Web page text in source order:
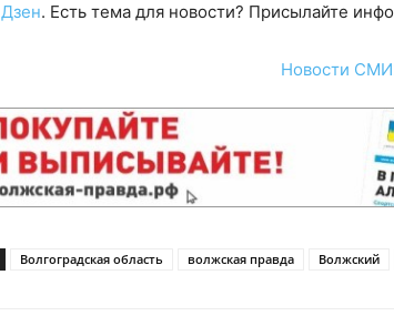
Дзен. Есть тема для новости? Присылайте
Новости
Волгоградская область волжская правда Волжский